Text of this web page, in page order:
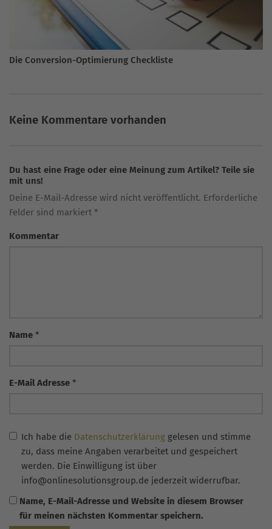
Die Conversion-Optimierung Checkliste
Keine Kommentare vorhanden
Du hast eine Frage oder eine Meinung zum Artikel? Teile sie
mit uns!
Deine E-Mail-Adresse wird nicht veröffentlicht. Erforderliche
Felder sind markiert *
Kommentar
Name *
E-Mail Adresse *
Ich habe die Datenschutzerklärung gelesen und stimme
zu, dass meine Angaben verarbeitet und gespeichert
werden. Die Einwilligung ist über
info@onlinesolutionsgroup.de jederzeit widerrufbar.
Name, E-Mail-Adresse und Website in diesem Browser
für meinen nächsten Kommentar speichern.